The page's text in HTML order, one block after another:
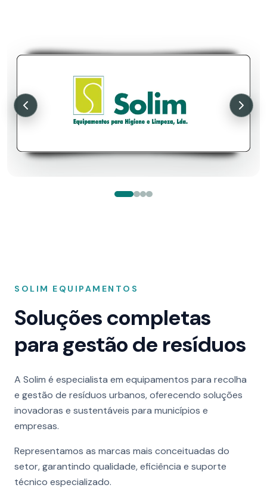
SOLIM EQUIPAMENTOS
Soluções completas
para gestão de resíduos
A Solim é especialista em equipamentos para recolha
e gestão de resíduos urbanos, oferecendo soluções
inovadoras e sustentáveis para municípios e
empresas.
Representamos as marcas mais conceituadas do
setor, garantindo qualidade, eficiência e suporte
técnico especializado.